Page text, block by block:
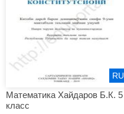
Математика Хайдаров Б.К. 5
класс
RU